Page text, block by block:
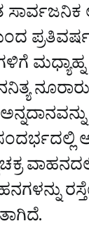
ಸಾರ್ವಜನಿಕ